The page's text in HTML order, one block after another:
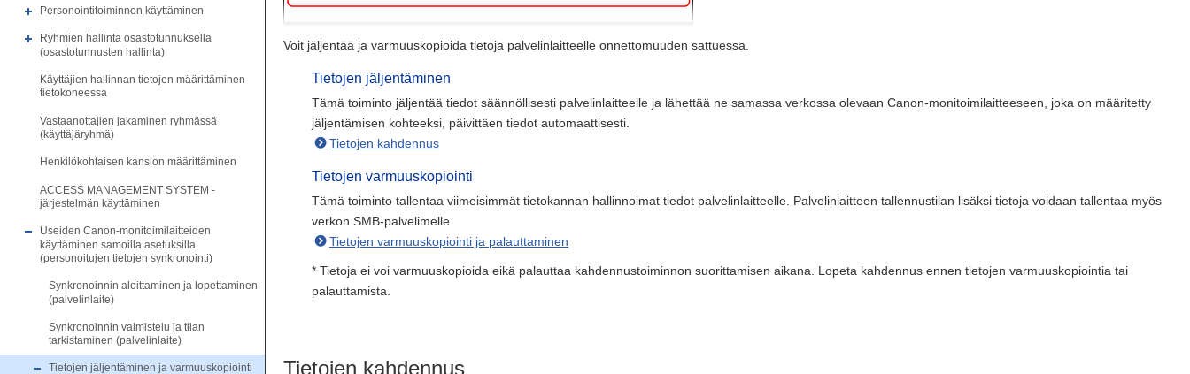
Personointitoiminnon käyttäminen
Ryhmien hallinta osastotunnuksella
(osastotunnusten hallinta)
Käyttäjien hallinnan tietojen määrittäminen
tietokoneessa
Vastaanottajien jakaminen ryhmässä
(käyttäjäryhmä)
Henkilökohtaisen kansion määrittäminen
ACCESS MANAGEMENT SYSTEM -
järjestelmän käyttäminen
Useiden Canon-monitoimilaitteiden
käyttäminen samoilla asetuksilla
(personoitujen tietojen synkronointi)
Synkronoinnin aloittaminen ja lopettaminen
(palvelinlaite)
Synkronoinnin valmistelu ja tilan
tarkistaminen (palvelinlaite)
Tietojen jäljentäminen ja varmuuskopiointi
Voit jäljentää ja varmuuskopioida tietoja palvelinlaitteelle onnettomuuden sattuessa.
Tietojen jäljentäminen
Tämä toiminto jäljentää tiedot säännöllisesti palvelinlaitteelle ja lähettää ne samassa verkossa olevaan Canon-monitoimilaitteeseen, joka on määritetty
jäljentämisen kohteeksi, päivittäen tiedot automaattisesti.
Tietojen kahdennus
Tietojen varmuuskopiointi
Tämä toiminto tallentaa viimeisimmät tietokannan hallinnoimat tiedot palvelinlaitteelle. Palvelinlaitteen tallennustilan lisäksi tietoja voidaan tallentaa myös
verkon SMB-palvelimelle.
Tietojen varmuuskopiointi ja palauttaminen
* Tietoja ei voi varmuuskopioida eikä palauttaa kahdennustoiminnon suorittamisen aikana. Lopeta kahdennus ennen tietojen varmuuskopiointia tai
palauttamista.
Tietojen kahdennus